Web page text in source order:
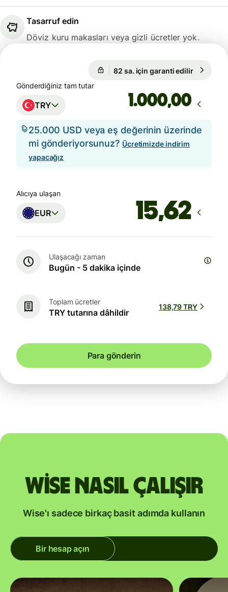
Tasarruf edin
Döviz kuru makasları veya gizli ücretler yok.
82 sa. için garanti edilir
Gönderdiğiniz tam tutar
TRY ,00
25.000 USD veya eş değerinin üzerinde
mi gönderiyorsunuz? Ücretimizde indirim
yapacağız
Alıcıya ulaşan
EUR
Ulaşacağı zaman
Bugün - 5 dakika içinde
Toplam ücretler
TRY tutarına dâhildir
138,79 TRY
Para gönderin
Wise nasıl çalışır
Wise'ı sadece birkaç basit adımda kullanın
Bir hesap açın